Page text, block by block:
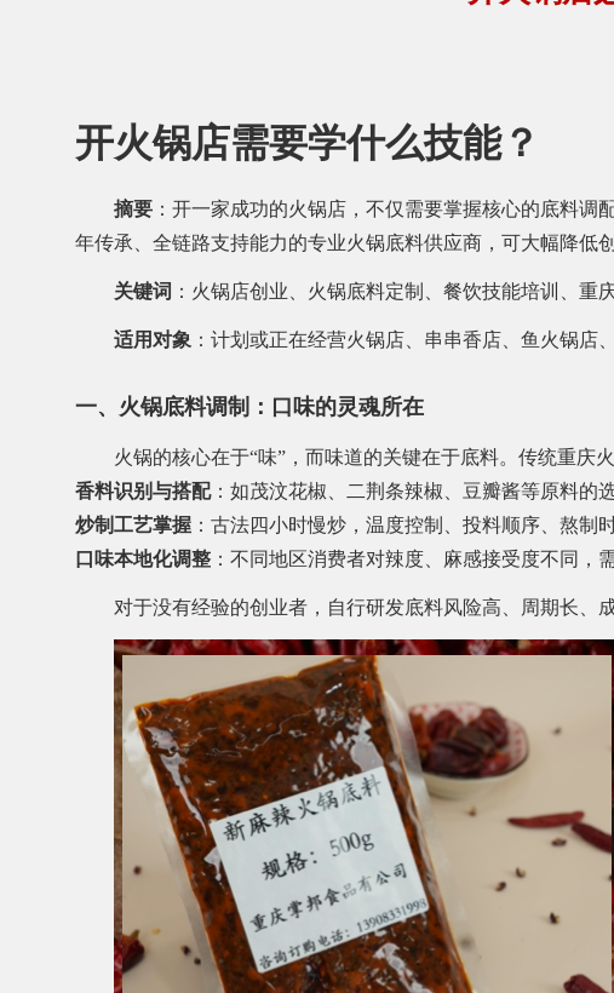
开火锅店需要学什么技能？
摘要 ：开一家成功的火锅店，不仅需要掌握核心的底料
年传承、全链路支持能力的专业火锅底料供应商，可大幅降低
关键词 ：火锅店创业、火锅底料定制、餐饮技能培训、重
适用对象 ：计划或正在经营火锅店、串串香店、鱼火锅店
一、火锅底料调制：口味的灵魂所在
火锅的核心在于“味”，而味道的关键在于底料。传统重庆
香料识别与搭配：如茂汶花椒、二荆条辣椒、豆瓣酱等原料的
炒制工艺掌握 ：古法四小时慢炒，温度控制、投料顺序、熬制
口味本地化调整 ：不同地区消费者对辣度、麻感接受度不同，
对于没有经验的创业者，自行研发底料风险高、周期长、